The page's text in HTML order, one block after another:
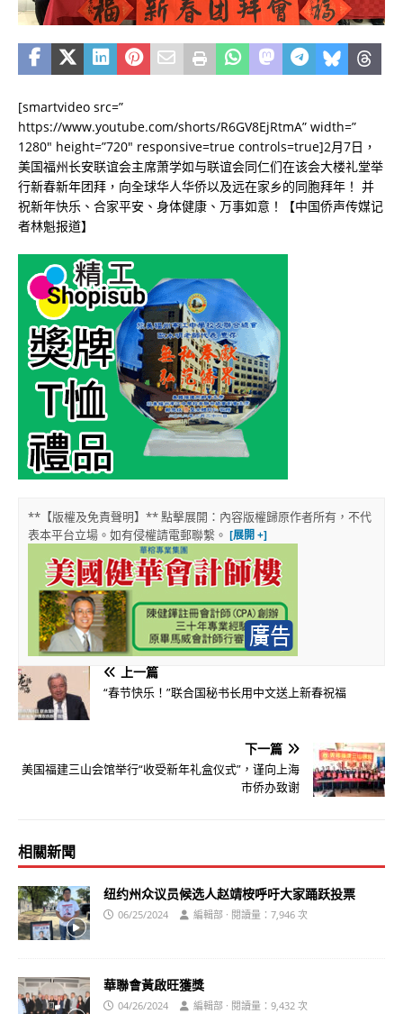
[smartvideo src=”
https://www.youtube.com/shorts/R6GV8EjRtmA” width=”
1280″ height=”720″ responsive=true controls=true]2月7日，
美国福州长安联谊会主席萧学如与联谊会同仁们在该会大楼礼堂举
行新春新年团拜，向全球华人华侨以及远在家乡的同胞拜年！ 并
祝新年快乐、合家平安、身体健康、万事如意！【中国侨声传媒记
者林魁报道】
**【版權及免責聲明】** 點擊展開：內容版權歸原作者所有，不代
表本平台立場。如有侵權請電郵聯繫。
上一篇
“春节快乐！”联合国秘书长用中文送上新春祝福
下一篇
美国福建三山会馆举行“收受新年礼盒仪式”，谨向上海
市侨办致谢
相關新聞
纽约州众议员候选人赵靖桉呼吁大家踊跃投票
06/25/2024 編輯部 · 閱讀量：7,946 次
華聯會黃啟旺獲獎
04/26/2024 編輯部 · 閱讀量：9,432 次